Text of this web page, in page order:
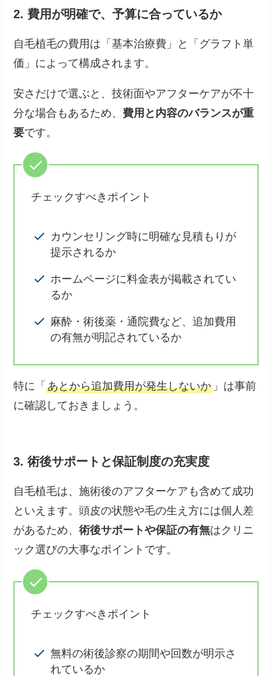
2. 費用が明確で、予算に合っているか
自毛植毛の費用は「基本治療費」と「グラフト単
価」によって構成されます。
安さだけで選ぶと、技術面やアフターケアが不十
分な場合もあるため、費用と内容のバランスが重
要です。
チェックすべきポイント
カウンセリング時に明確な見積もりが
提示されるか
ホームページに料金表が掲載されてい
るか
麻酔・術後薬・通院費など、追加費用
の有無が明記されているか
特に「あとから追加費用が発生しないか 」は事前
に確認しておきましょう。
3. 術後サポートと保証制度の充実度
自毛植毛は、施術後のアフターケアも含めて成功
といえます。頭皮の状態や毛の生え方には個人差
があるため、術後サポートや保証の有無はクリニ
ック選びの大事なポイントです。
チェックすべきポイント
無料の術後診察の期間や回数が明示さ
れているか